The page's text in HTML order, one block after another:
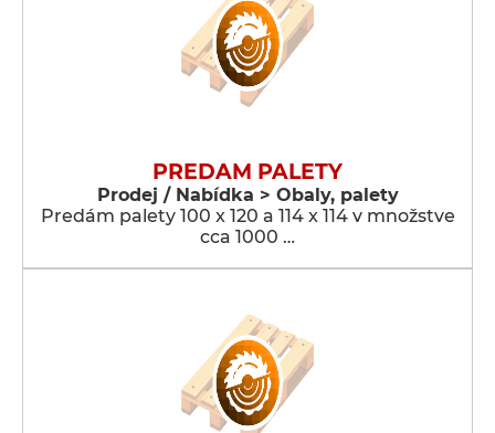
PREDAM PALETY
Prodej / Nabídka > Obaly, palety
Predám palety 100 x 120 a 114 x 114 v množstve
cca 1000 …